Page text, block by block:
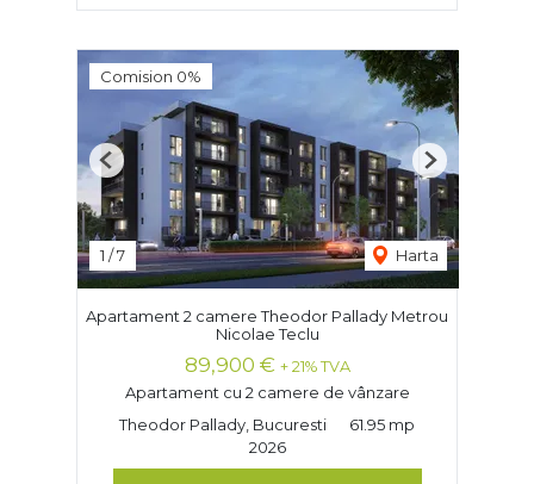
Comision 0%
1 /7 Harta
Previous Next
Apartament 2 camere Theodor Pallady Metrou
Nicolae Teclu
89,900 € + 21% TVA
Apartament cu 2 camere de vânzare
Theodor Pallady, Bucuresti
61.95 mp
2026